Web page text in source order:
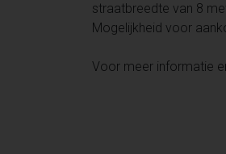
straatbreedte van 8
Mogelijkheid voor
Voor meer informatie